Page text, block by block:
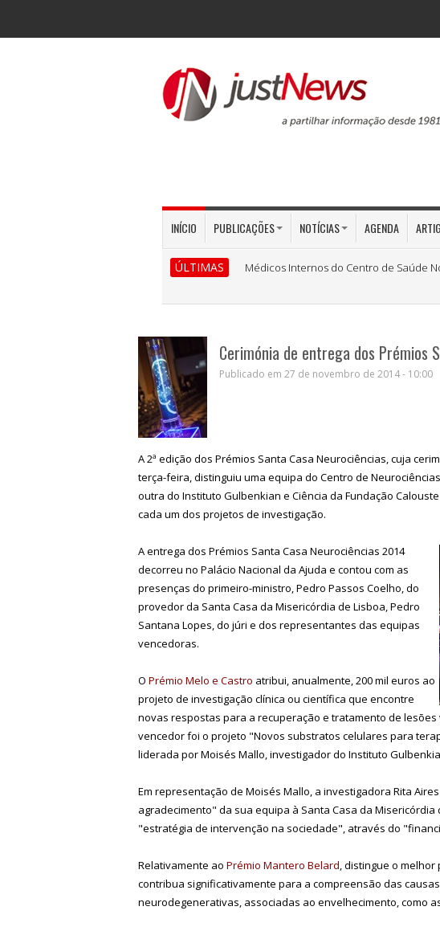
INÍCIO PUBLICAÇÕES NOTÍCIAS AGENDA
ÚLTIMAS Médicos Internos do Centro de Saúde
Cerimónia de entrega dos Prémios
Publicado em 27 de novembro de 2014 - 10:00
A 2ª edição dos Prémios Santa Casa Neurociências, cuja
terça-feira, distinguiu uma equipa do Centro de
outra do Instituto Gulbenkian e Ciência da Fundação
cada um dos projetos de investigação.
A entrega dos Prémios Santa Casa Neurociências 2014
decorreu no Palácio Nacional da Ajuda e contou com as
presenças do primeiro-ministro, Pedro Passos Coelho, do
provedor da Santa Casa da Misericórdia de Lisboa, Pedro
Santana Lopes, do júri e dos representantes das equipas
vencedoras.
O Prémio Melo e Castro atribui, anualmente, 200 mil euros ao
projeto de investigação clínica ou científica que encontre
novas respostas para a recuperação e tratamento de
vencedor foi o projeto "Novos substratos celulares para
liderada por Moisés Mallo, investigador do Instituto
Em representação de Moisés Mallo, a investigadora Rita
agradecimento" da sua equipa à Santa Casa da
"estratégia de intervenção na sociedade", através do
Relativamente ao Prémio Mantero Belard , distingue o
contribua significativamente para a compreensão das
neurodegenerativas, associadas ao envelhecimento, como